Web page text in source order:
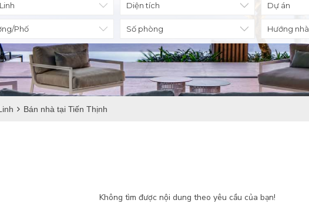
Diện tích
Số phòng Hướng nhà
Bán nhà tại Tiến Thịnh
Không tìm được nội dung theo yêu cầu của bạn!